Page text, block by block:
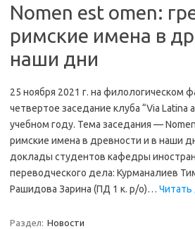
Nomen est omen:
римские имена в
наши дни
25 ноября 2021 г. на филологическом
четвертое заседание клуба “Via Latina
учебном году. Тема заседания —
римские имена в древности и в наши
доклады студентов кафедры
переводческого дела: Курманалиев
Рашидова Зарина (ПД 1 к. р/о)… Читать
Раздел: Новости